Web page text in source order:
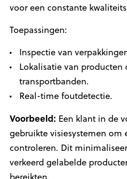
voor een constante
Toepassingen:
Inspectie van
Lokalisatie van producten
transportbanden.
Real-time foutdetectie.
Voorbeeld: Een klant in de
gebruikte visiesystemen om
controleren. Dit
verkeerd gelabelde